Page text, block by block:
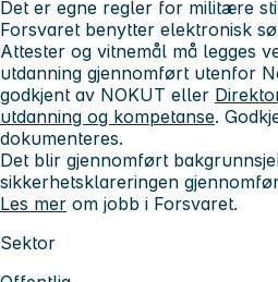
Det er egne regler for militære
Forsvaret benytter elektronisk
Attester og vitnemål må legges
utdanning gjennomført utenfor
godkjent av NOKUT eller
utdanning og kompetanse.
dokumenteres.
Det blir gjennomført
sikkerhetsklareringen
Les mer om jobb i Forsvaret.
Sektor